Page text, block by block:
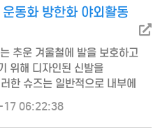
동화 방한화 야외활동
추운 겨울철에 발을 보호하고
위해 디자인된 신발을
한 슈즈는 일반적으로 내부에
소재가 사용되어 추위로부터 발을
게 유지해 줍니다. 다양한
06:22:38